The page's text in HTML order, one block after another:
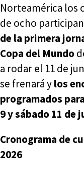
Norteamérica los
de ocho
de la primera
Copa del Mundo
a rodar el 11 de
se frenará ylos
programados
9 y sábado 11 de
Cronograma de
2026